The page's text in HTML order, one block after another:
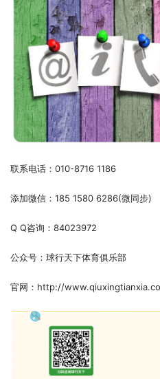
联系电话：010-8716 1186
添加微信：185 1580 6286(微同步)
Q Q咨询：84023972
公众号：球行天下体育俱乐部
官网：http://